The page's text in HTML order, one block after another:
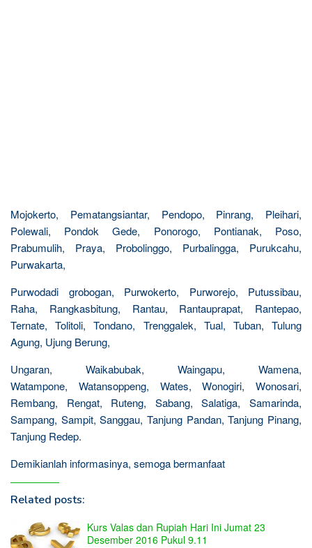
Mojokerto, Pematangsiantar, Pendopo, Pinrang, Pleihari,
Polewali, Pondok Gede, Ponorogo, Pontianak, Poso,
Prabumulih, Praya, Probolinggo, Purbalingga, Purukcahu,
Purwakarta,
Purwodadi grobogan, Purwokerto, Purworejo, Putussibau,
Raha, Rangkasbitung, Rantau, Rantauprapat, Rantepao,
Ternate, Tolitoli, Tondano, Trenggalek, Tual, Tuban, Tulung
Agung, Ujung Berung,
Ungaran, Waikabubak, Waingapu, Wamena,
Watampone, Watansoppeng, Wates, Wonogiri, Wonosari,
Rembang, Rengat, Ruteng, Sabang, Salatiga, Samarinda,
Sampang, Sampit, Sanggau, Tanjung Pandan, Tanjung Pinang,
Tanjung Redep.
Demikianlah informasinya, semoga bermanfaat
Related posts:
Kurs Valas dan Rupiah Hari Ini Jumat 23
Desember 2016 Pukul 9.11